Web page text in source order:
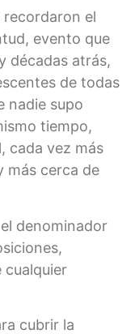
el
evento que
décadas atrás,
de todas
nadie supo
tiempo,
cada vez más
más cerca de
denominador
cualquier
cubrir la